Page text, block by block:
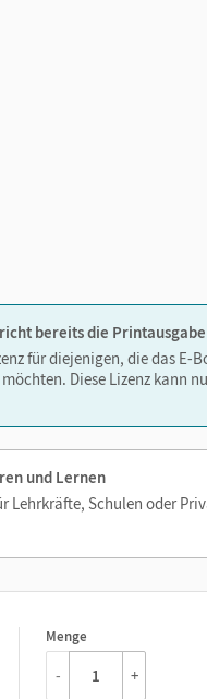
bereits die
für diejenigen, die das E-
Diese Lizenz kann
und Lernen
Lehrkräfte, Schulen oder
Menge
1
- +